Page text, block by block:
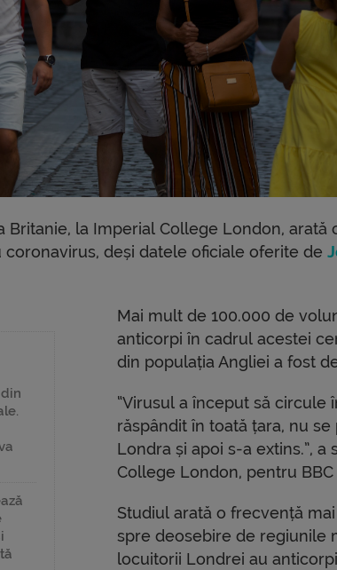
Britanie, la Imperial College London, arată
deși datele oficiale oferite de
Mai mult de 100.000 de
anticorpi în cadrul acestei
din populația Angliei a fost
“Virusul a început să circule
răspândit în toată țara, nu
Londra și apoi s-a extins.”,
College London, pentru BBC
Studiul arată o frecvență
spre deosebire de regiunile
locuitorii Londrei au